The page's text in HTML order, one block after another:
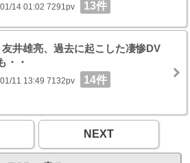
14 01:02 7291pv 13件
友井雄亮、過去に起こした凄惨DV
・・
11 13:49 7132pv 14件
NEXT